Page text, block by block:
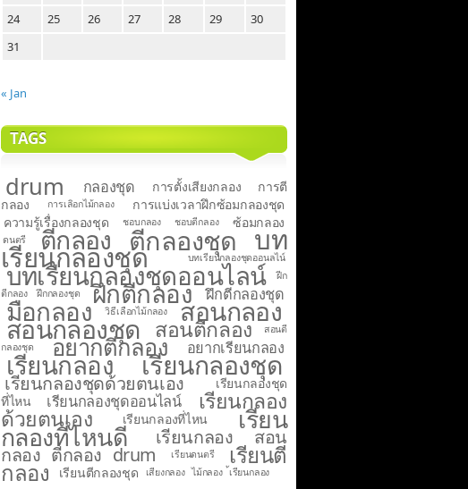
24
25 26 27 28 29
30
31
« Jan
TAGS
drum กลองชุด การตั้งเสียงกลอง
การตี
กลอง
การเลิอกไม้กลอง
การแบ่งเวลาฝึกซ้อมกลองชุด
ความรู้เรื่องกลองชุด
ชอบกลอง ชอบตีกลอง ซ้อมกลอง
ดนตรี ตีกลอง ตีกลองชุด บท
เรียนกลองชุด บทเรียนกลองชุดออนลไน์
บทเรียนกลองชุดออนไลน์
ฝีก
ตีกลอง
ฝึกกลองชุด ฝึกตีกลอง ฝึกตีกลองชุด
มือกลอง วิธีเลือกไม้กลอง สอนกลอง
สอนกลองชุด สอนตีกลอง
สอนตี
กลองชุด
อยากตีกลอง อยากเรียนกลอง
เรียนกลอง เรียนกลองชุด
เรียนกลองชุดด้วยตนเอง
เรียนกลองชุด
ที่ไหน
เรียนกลองชุดออนไลน์ เรียนกลอง
ด้วยตนเอง เรียนกลองที่ไหน เรียน
กลองที่ไหนดี เรียนกลอง สอน
กลอง ตีกลอง drum เรียนดนตรี เรียนตี
กลอง เรียนตีกลองชุด เสียงกลอง ไม้กลอง ้เรียนกลอง